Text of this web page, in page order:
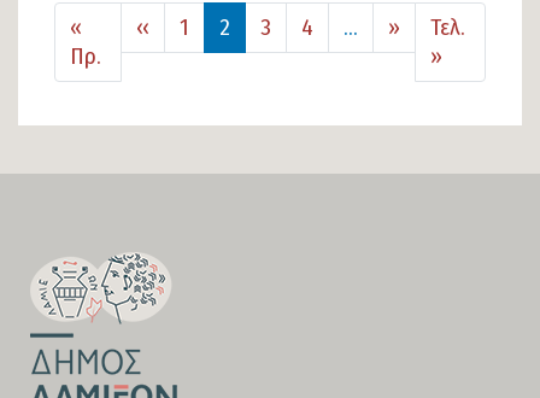
Λαμιέων:
Ολοκληρώθηκε
κύκλος
Σελιδοποίηση
«
Πρ. First page
‹‹ Προηγούμενη σελίδα
1 2 3 4 … ›› Next page
Τελ.
»
FOOTER-
FIRST